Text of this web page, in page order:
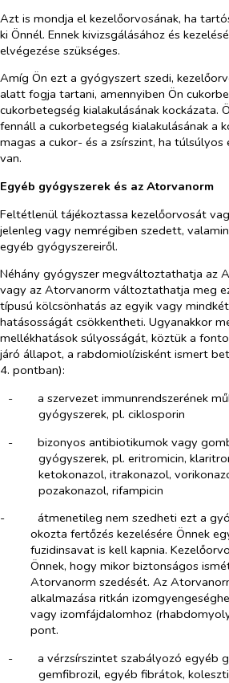
Azt is mondja el kezelőorvosának, ha
ki Önnél. Ennek kivizsgálásához és
elvégezése szükséges.
Amíg Ön ezt a gyógyszert szedi,
alatt fogja tartani, amennyiben Ön
cukorbetegség kialakulásának kockázata.
fennáll a cukorbetegség kialakulásának a
magas a cukor- és a zsírszint, ha túlsúlyos
van.
Egyéb gyógyszerek és az Atorvanorm
Feltétlenül tájékoztassa kezelőorvosát
jelenleg vagy nemrégiben szedett,
egyéb gyógyszereiről.
Néhány gyógyszer megváltoztathatja az
vagy az Atorvanorm változtathatja meg
típusú kölcsönhatás az egyik vagy
hatásosságát csökkentheti. Ugyanakkor
mellékhatások súlyosságát, köztük a
járó állapot, a rabdomiolízisként ismert
4. pontban):
-​
a szervezet immunrendszerének
gyógyszerek, pl. ciklosporin
-​
bizonyos antibiotikumok vagy
gyógyszerek, pl. eritromicin,
ketokonazol, itrakonazol,
pozakonazol, rifampicin
-​
átmenetileg nem szedheti ezt a
okozta fertőzés kezelésére Önnek
fuzidinsavat is kell kapnia.
Önnek, hogy mikor biztonságos
Atorvanorm szedését. Az
alkalmazása ritkán
vagy izomfájdalomhoz
pont.
-​
a vérzsírszintet szabályozó egyéb
gemfibrozil, egyéb fibrátok,